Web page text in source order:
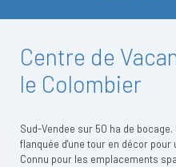
Centre de
le Colombier
Sud-Vendee sur 50 ha de
flanquée d'une tour en décor
Connu pour les emplacements